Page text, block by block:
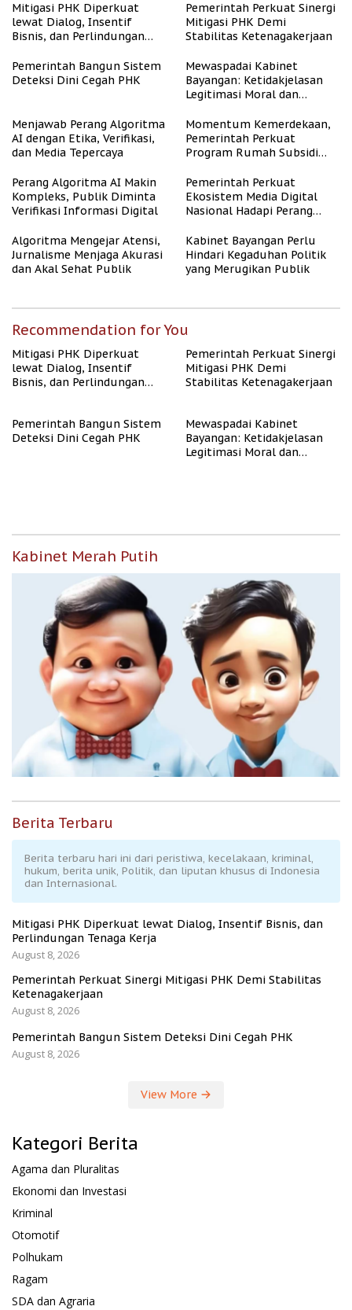
Mitigasi PHK Diperkuat
lewat Dialog, Insentif
Bisnis, dan Perlindungan
Pemerintah Perkuat Sinergi
Mitigasi PHK Demi
Stabilitas Ketenagakerjaan
Pemerintah Bangun Sistem
Deteksi Dini Cegah PHK
Mewaspadai Kabinet
Bayangan: Ketidakjelasan
Legitimasi Moral dan
Menjawab Perang Algoritma
AI dengan Etika, Verifikasi,
dan Media Tepercaya
Momentum Kemerdekaan,
Pemerintah Perkuat
Program Rumah Subsidi
Berpenghasilan Rendah
Perang Algoritma AI Makin
Kompleks, Publik Diminta
Verifikasi Informasi Digital
Pemerintah Perkuat
Ekosistem Media Digital
Nasional Hadapi Perang
Algoritma Mengejar Atensi,
Jurnalisme Menjaga Akurasi
dan Akal Sehat Publik
Kabinet Bayangan Perlu
Hindari Kegaduhan Politik
yang Merugikan Publik
Recommendation for You
Mitigasi PHK Diperkuat
lewat Dialog, Insentif
Bisnis, dan Perlindungan
Pemerintah Perkuat Sinergi
Mitigasi PHK Demi
Stabilitas Ketenagakerjaan
Pemerintah Bangun Sistem
Deteksi Dini Cegah PHK
Mewaspadai Kabinet
Bayangan: Ketidakjelasan
Legitimasi Moral dan
Kabinet Merah Putih
Berita Terbaru
Berita terbaru hari ini dari peristiwa, kecelakaan, kriminal,
hukum, berita unik, Politik, dan liputan khusus di Indonesia
dan Internasional.
Mitigasi PHK Diperkuat lewat Dialog, Insentif Bisnis, dan
Perlindungan Tenaga Kerja
August 8, 2026
Pemerintah Perkuat Sinergi Mitigasi PHK Demi Stabilitas
Ketenagakerjaan
August 8, 2026
Pemerintah Bangun Sistem Deteksi Dini Cegah PHK
August 8, 2026
View More
Kategori Berita
Agama dan Pluralitas
Ekonomi dan Investasi
Kriminal
Otomotif
Polhukam
Ragam
SDA dan Agraria